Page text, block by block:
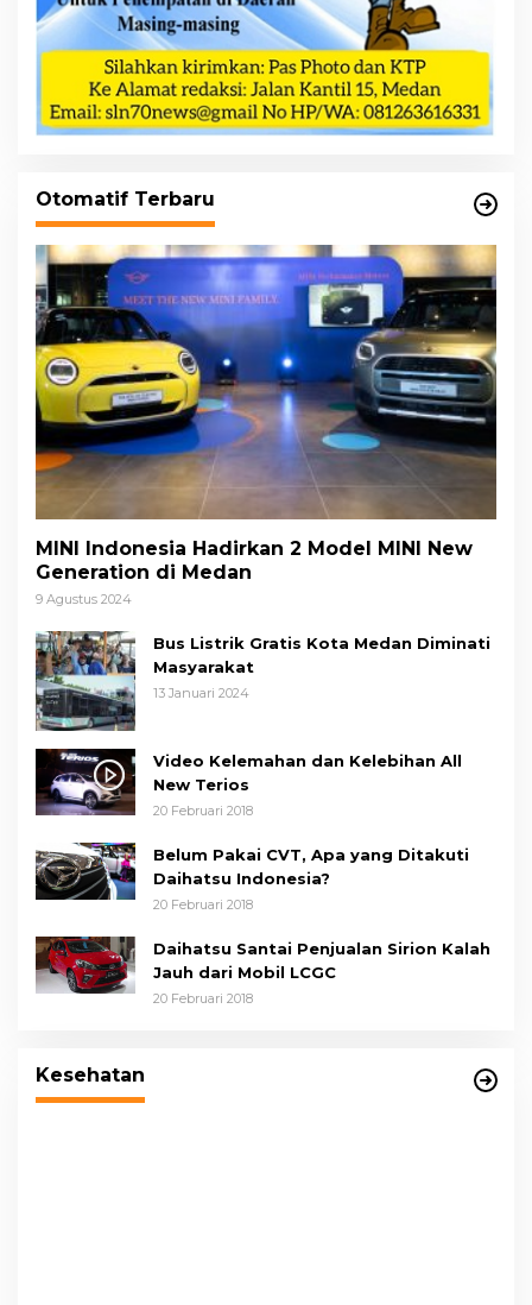
Otomatif Terbaru
MINI Indonesia Hadirkan 2 Model MINI New
Generation di Medan
9 Agustus 2024
Bus Listrik Gratis Kota Medan Diminati
Masyarakat
13 Januari 2024
Video Kelemahan dan Kelebihan All
New Terios
20 Februari 2018
Belum Pakai CVT, Apa yang Ditakuti
Daihatsu Indonesia?
20 Februari 2018
Daihatsu Santai Penjualan Sirion Kalah
Jauh dari Mobil LCGC
20 Februari 2018
Kesehatan